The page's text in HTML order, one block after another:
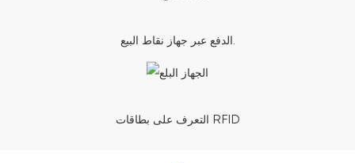
التعرف على بطاقات RFID